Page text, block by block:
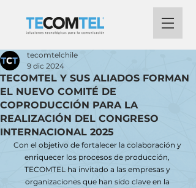
TECOMTEL Y SUS ALIADOS FORMAN
EL NUEVO COMITÉ DE
COPRODUCCIÓN PARA LA
REALIZACIÓN DEL CONGRESO
INTERNACIONAL 2025
tecomtelchile
9 dic 2024
Con el objetivo de fortalecer la colaboración y
enriquecer los procesos de producción,
TECOMTEL ha invitado a las empresas y
organizaciones que han sido clave en la